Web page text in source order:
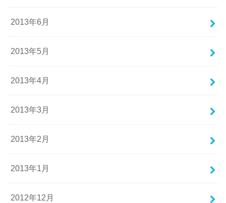
2013年6月
2013年5月
2013年4月
2013年3月
2013年2月
2013年1月
2012年12月